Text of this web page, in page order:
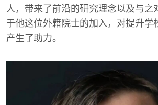
人，带来了前沿的研究理念以及与之
于他这位外籍院士的加入，对提升学
产生了助力。